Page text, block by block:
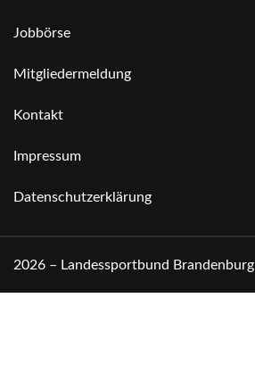
Jobbörse
Mitgliedermeldung
Kontakt
Impressum
Datenschutzerklärung
2026 – Landessportbund Brandenburg